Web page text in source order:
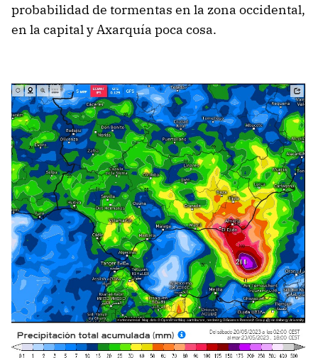
probabilidad de tormentas en la zona occidental,
en la capital y Axarquía poca cosa.